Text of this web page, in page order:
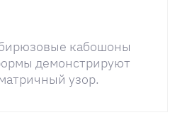
кабошоны
демонстрируют
узор.